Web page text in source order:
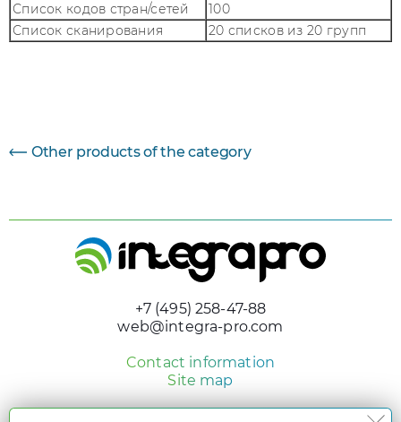
Список кодов стран/сетей
100
Список сканирования
20 списков из 20 групп
Other products of the category
+7 (495) 258-47-88
web@integra-pro.com
Contact information
Site map